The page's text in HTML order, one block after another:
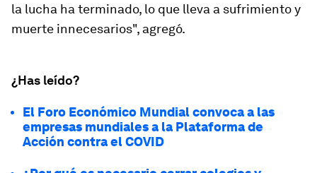
la lucha ha terminado, lo que lleva a sufrimiento y
muerte innecesarios", agregó.
¿Has leído?
El Foro Económico Mundial convoca a las
empresas mundiales a la Plataforma de
Acción contra el COVID